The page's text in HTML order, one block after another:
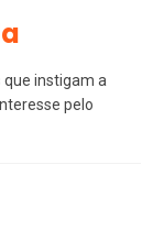
que instigam a
pelo